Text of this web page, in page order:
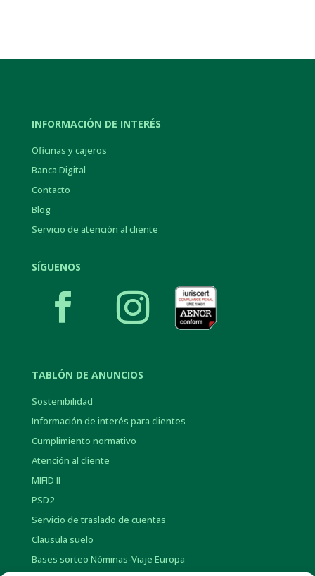
INFORMACIÓN DE INTERÉS
Oficinas y cajeros
Banca Digital
Contacto
Blog
Servicio de atención al cliente
SÍGUENOS
TABLÓN DE ANUNCIOS
Sostenibilidad
Información de interés para clientes
Cumplimiento normativo
Atención al cliente
MIFID II
PSD2
Servicio de traslado de cuentas
Clausula suelo
Bases sorteo Nóminas-Viaje Europa